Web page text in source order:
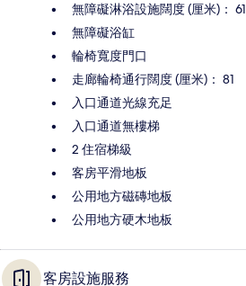
無障礙淋浴設施闊度 (厘米)： 61
無障礙浴缸
輪椅寬度門口
走廊輪椅通行闊度 (厘米)： 81
入口通道光線充足
入口通道無樓梯
2 住宿梯級
客房平滑地板
公用地方磁磚地板
公用地方硬木地板
客房設施服務